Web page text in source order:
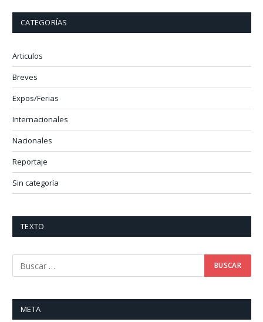
CATEGORÍAS
Articulos
Breves
Expos/Ferias
Internacionales
Nacionales
Reportaje
Sin categoría
TEXTO
META